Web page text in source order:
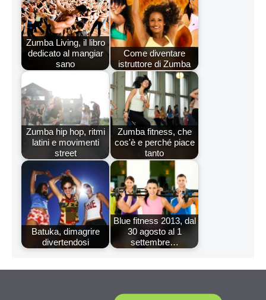
Zumba Living, il libro
dedicato al mangiar
sano
Come diventare
istruttore di Zumba
Zumba hip hop, ritmi
latini e movimenti
street
Zumba fitness, che
cos'è e perché piace
tanto
Batuka, dimagrire
divertendosi
Blue fitness 2013, dal
30 agosto al 1
settembre…